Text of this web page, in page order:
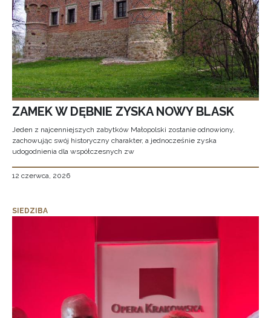
ZAMEK W DĘBNIE ZYSKA NOWY BLASK
Jeden z najcenniejszych zabytków Małopolski zostanie odnowiony,
zachowując swój historyczny charakter, a jednocześnie zyska
udogodnienia dla współczesnych zw
12 czerwca, 2026
SIEDZIBA